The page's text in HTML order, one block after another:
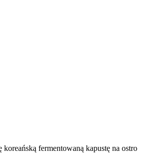
fermentowaną kapustę na ostro